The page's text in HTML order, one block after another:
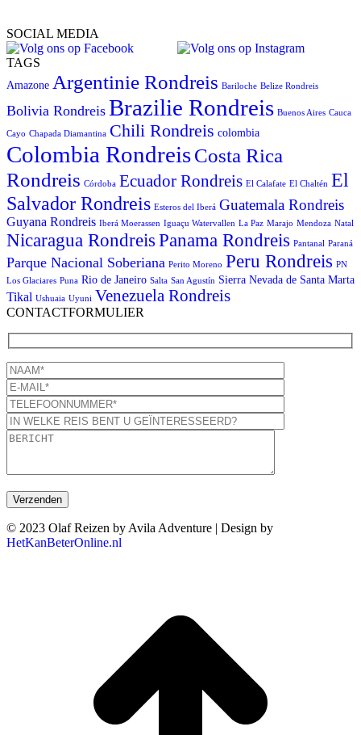
SOCIAL MEDIA
TAGS
Amazone Argentinie Rondreis Bariloche Belize Rondreis
Bolivia Rondreis Brazilie Rondreis Buenos Aires Cauca
Cayo Chapada Diamantina Chili Rondreis colombia
Colombia RondreisCosta Rica
Rondreis Córdoba Ecuador Rondreis El Calafate El Chaltén El
Salvador Rondreis Esteros del Iberá Guatemala Rondreis
Guyana Rondreis Iberá Moerassen Iguaçu Watervallen La Paz Marajo Mendoza Natal
Nicaragua Rondreis Panama Rondreis Pantanal Paraná
Parque Nacional Soberiana Perito Moreno Peru Rondreis PN
Los Glaciares Puna Rio de Janeiro Salta San Agustín Sierra Nevada de Santa Marta
Tikal Ushuaia Uyuni Venezuela Rondreis
CONTACTFORMULIER
© 2023 Olaf Reizen by Avila Adventure | Design by
HetKanBeterOnline.nl